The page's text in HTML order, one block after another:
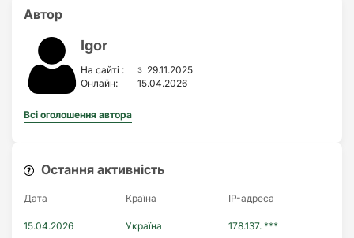
Автор
Igor
На сайті : з 29.11.2025
Онлайн:
15.04.2026
Всі оголошення автора
Остання активність
Дата Країна IP-адреса
15.04.2026 Україна
178.137. ***